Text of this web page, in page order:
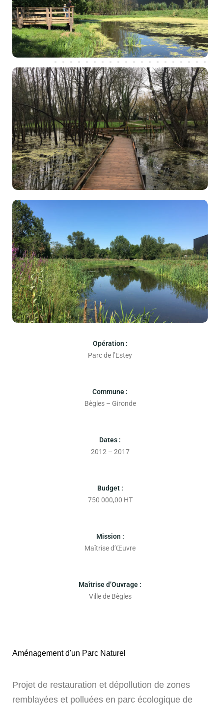
Opération :
Parc de l’Estey
Commune :
Bègles – Gironde
Dates :
2012 – 2017
Budget :
750 000,00 HT
Mission :
Maîtrise d’Œuvre
Maîtrise d’Ouvrage :
Ville de Bègles
Aménagement d'un Parc Naturel
Projet de restauration et dépollution de zones
remblayées et polluées en parc écologique de